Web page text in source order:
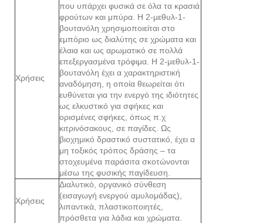
Χρήσεις
που υπάρχει φυσικά σε όλα τα κρασιά
φρούτων και μπύρα. Η 2-μεθυλ-1-
βουτανόλη χρησιμοποιείται στο
εμπόριο ως διαλύτης σε χρώματα και
έλαια και ως αρωματικό σε πολλά
επεξεργασμένα τρόφιμα. Η 2-μεθυλ-1-
βουτανόλη έχει α χαρακτηριστική
αναδόμηση, η οποία θεωρείται ότι
ευθύνεται για την ενεργό της ιδιότητες
ως ελκυστικό για σφήκες και
ορισμένες σφήκες, όπως π.χ
κιτρινόσακους, σε παγίδες. Ως
βιοχημικό δραστικό συστατικό, έχει α
μη τοξικός τρόπος δράσης – τα
στοχευμένα παράσιτα σκοτώνονται
μέσω της φυσικής παγίδευση.
Χρήσεις
Διαλυτικό, οργανικό σύνθεση
(εισαγωγή ενεργού αμυλομάδας),
λιπαντικά, πλαστικοποιητές,
πρόσθετα για λάδια και χρώματα.